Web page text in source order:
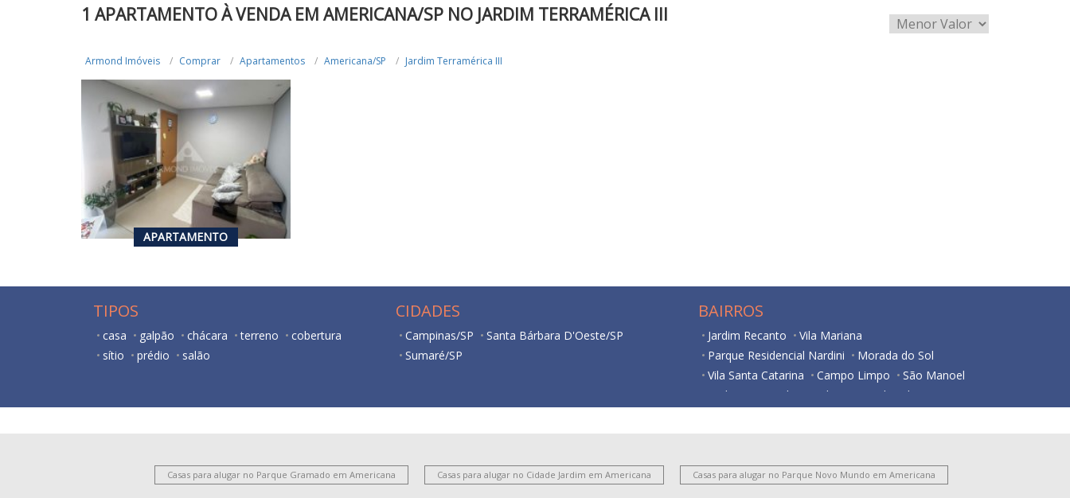
1 APARTAMENTO À VENDA EM AMERICANA/SP NO JARDIM TERRAMÉRICA III
Armond Imóveis Comprar Apartamentos Americana/SP Jardim Terramérica III
APARTAMENTO
R$ 220.000,00 VENDA
2 48.89m²
TIPOS
casa galpão chácara terreno
cobertura
sítio
prédio salão
CIDADES
Campinas/SP
Santa Bárbara D'Oeste/SP
Sumaré/SP
BAIRROS
Jardim Recanto
Vila Mariana
Parque Residencial Nardini
Morada do Sol
Vila Santa Catarina
Campo Limpo
São Manoel
Jardim São Paulo
Jardim Girassol
Vila Pavan
Chácara Letônia
Vila Rehder
Vila Santa Maria
Casas para alugar no Parque Gramado em Americana Casas para alugar no Cidade Jardim em Americana Casas para alugar no Parque Novo Mundo em Americana